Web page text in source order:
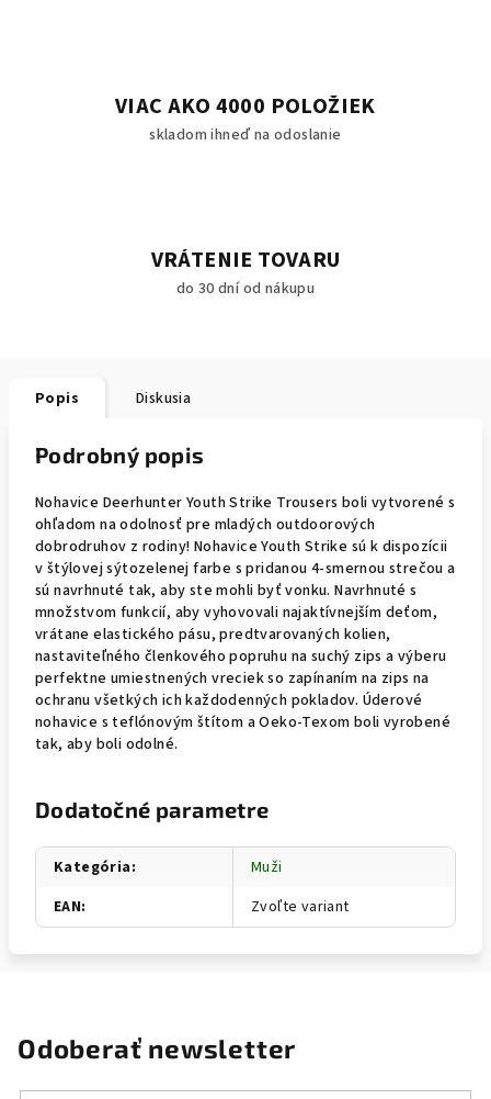
VIAC AKO 4000 POLOŽIEK
skladom ihneď na odoslanie
VRÁTENIE TOVARU
do 30 dní od nákupu
Popis Diskusia
Podrobný popis
Nohavice Deerhunter Youth Strike Trousers boli vytvorené s
ohľadom na odolnosť pre mladých outdoorových
dobrodruhov z rodiny! Nohavice Youth Strike sú k dispozícii
v štýlovej sýtozelenej farbe s pridanou 4-smernou strečou a
sú navrhnuté tak, aby ste mohli byť vonku. Navrhnuté s
množstvom funkcií, aby vyhovovali najaktívnejším deťom,
vrátane elastického pásu, predtvarovaných kolien,
nastaviteľného členkového popruhu na suchý zips a výberu
perfektne umiestnených vreciek so zapínaním na zips na
ochranu všetkých ich každodenných pokladov. Úderové
nohavice s teflónovým štítom a Oeko-Texom boli vyrobené
tak, aby boli odolné.
Dodatočné parametre
Kategória:
Muži
EAN: Zvoľte variant
Odoberať newsletter